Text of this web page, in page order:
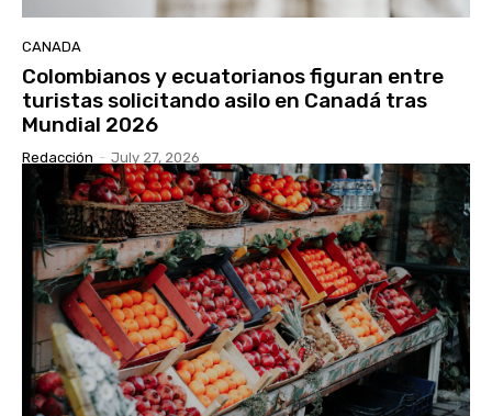
CANADA
Colombianos y ecuatorianos figuran entre
turistas solicitando asilo en Canadá tras
Mundial 2026
Redacción - July 27, 2026